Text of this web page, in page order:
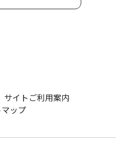
サイトご利用案内
ップ